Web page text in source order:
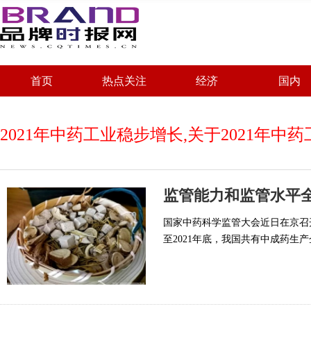
首页 热点关注 经济 国内
2021年中药工业稳步增长,关于2021年中
国家中药科学监管大会近日在京
至2021年底，我国共有中成药生